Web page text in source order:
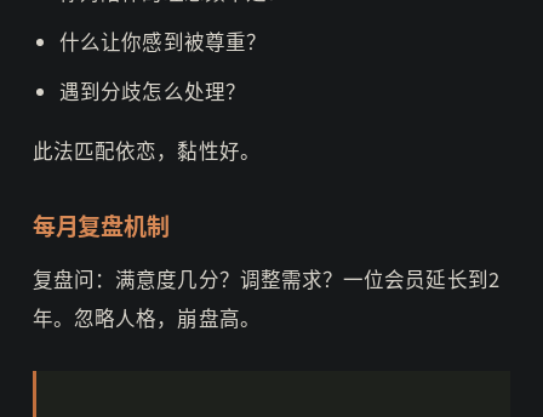
什么让你感到被尊重？
遇到分歧怎么处理？
此法匹配依恋，黏性好。
每月复盘机制
复盘问：满意度几分？调整需求？一位会员延长到2
年。忽略人格，崩盘高。